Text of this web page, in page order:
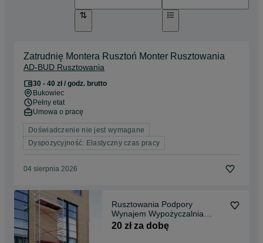
Zatrudnię Montera Rusztoń Monter Rusztowania
AD-BUD Rusztowania
30 - 40 zł / godz. brutto
Bukowiec
Pełny etat
Umowa o pracę
Doświadczenie nie jest wymagane
Dyspozycyjność: Elastyczny czas pracy
04 sierpnia 2026
Rusztowania Podpory
Wynajem Wypożyczalnia
Rusztowań Bełchatów
20 zł za dobę